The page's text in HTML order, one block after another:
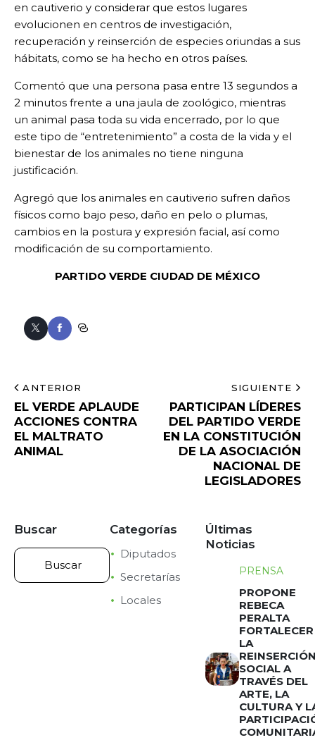
en cautiverio y considerar que estos lugares
evolucionen en centros de investigación,
recuperación y reinserción de especies oriundas a sus
hábitats, como se ha hecho en otros países.
Comentó que una persona pasa entre 13 segundos a
2 minutos frente a una jaula de zoológico, mientras
un animal pasa toda su vida encerrado, por lo que
este tipo de “entretenimiento” a costa de la vida y el
bienestar de los animales no tiene ninguna
justificación.
Agregó que los animales en cautiverio sufren daños
físicos como bajo peso, daño en pelo o plumas,
cambios en la postura y expresión facial, así como
modificación de su comportamiento.
PARTIDO VERDE CIUDAD DE MÉXICO
ANTERIOR
EL VERDE APLAUDE
ACCIONES CONTRA
EL MALTRATO
ANIMAL
SIGUIENTE
PARTICIPAN LÍDERES
DEL PARTIDO VERDE
EN LA CONSTITUCIÓN
DE LA ASOCIACIÓN
NACIONAL DE
LEGISLADORES
Buscar Categorías
Diputados
Secretarías
Locales
Últimas
Noticias
PRENSA
PROPONE
REBECA
PERALTA
FORTALECER
LA
SOCIAL A
TRAVÉS DEL
ARTE, LA
CULTURA Y